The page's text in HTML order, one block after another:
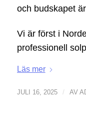
och budskapet
Vi är först i
professionell
Läs mer
JULI 16, 2025 / AV